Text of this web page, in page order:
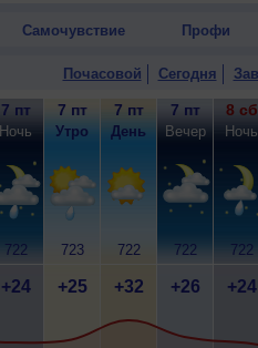
Самочувствие Профи
Почасовой Сегодня
7 пт
Ночь
722
+24
7 пт
Утро
723
+25
7 пт
День
722
+32
7 пт
Вечер
722
+26
8 сб
Ночь
722
+24